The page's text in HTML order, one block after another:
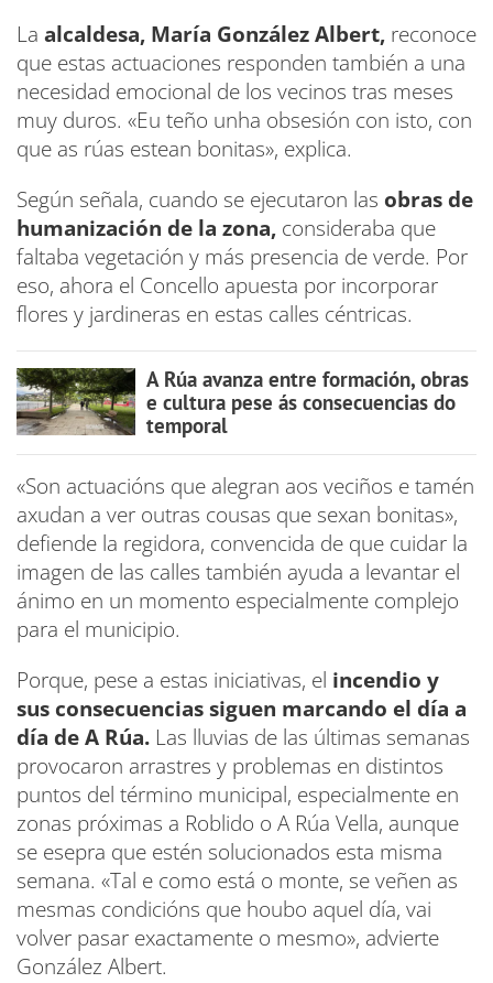
La alcaldesa, María González Albert, reconoce
que estas actuaciones responden también a una
necesidad emocional de los vecinos tras meses
muy duros. «Eu teño unha obsesión con isto, con
que as rúas estean bonitas», explica.
Según señala, cuando se ejecutaron las obras de
humanización de la zona, consideraba que
faltaba vegetación y más presencia de verde. Por
eso, ahora el Concello apuesta por incorporar
flores y jardineras en estas calles céntricas.
A Rúa avanza entre formación, obras
e cultura pese ás consecuencias do
temporal
«Son actuacións que alegran aos veciños e tamén
axudan a ver outras cousas que sexan bonitas»,
defiende la regidora, convencida de que cuidar la
imagen de las calles también ayuda a levantar el
ánimo en un momento especialmente complejo
para el municipio.
Porque, pese a estas iniciativas, el incendio y
sus consecuencias siguen marcando el día a
día de A Rúa. Las lluvias de las últimas semanas
provocaron arrastres y problemas en distintos
puntos del término municipal, especialmente en
zonas próximas a Roblido o A Rúa Vella, aunque
se esepra que estén solucionados esta misma
semana. «Tal e como está o monte, se veñen as
mesmas condicións que houbo aquel día, vai
volver pasar exactamente o mesmo», advierte
González Albert.